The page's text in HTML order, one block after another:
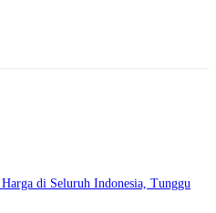
di Seluruh Indonesia, Tunggu